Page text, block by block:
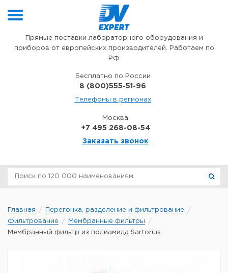
Прямые поставки лабораторного оборудования и
приборов от европейских производителей. Работаем по
РФ
Бесплатно по России
8 (800)555-51-96
Телефоны в регионах
Москва
+7 495 268-08-54
Заказать звонок
Главная
Перегонка, разделение и фильтрование
Фильтрование
Мембранные фильтры
Мембранный фильтр из полиамида Sartorius